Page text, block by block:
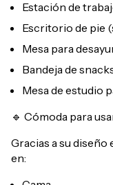
Estación de
Escritorio de pie
Mesa para
Bandeja de
Mesa de estudio
🔹 Cómoda para
Gracias a su diseño
en: